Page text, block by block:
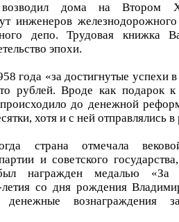
возводил дома на Втором
инженеров
депо. Трудовая книжка
эпохи.
года «за достигнутые успехи
рублей. Вроде как подарок
до денежной
хотя и с ней отправлялись в
страна отмечала
и советского
награжден медалью «За
летия со дня рождения
вознаграждения за